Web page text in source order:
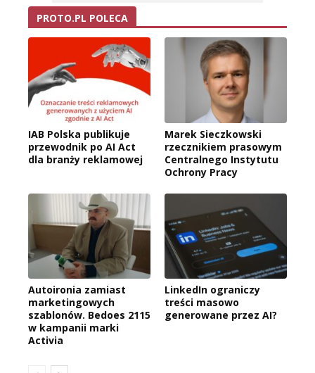
PROTO.PL POLECA
IAB Polska publikuje
przewodnik po AI Act
dla branży reklamowej
Marek Sieczkowski
rzecznikiem prasowym
Centralnego Instytutu
Ochrony Pracy
Autoironia zamiast
marketingowych
szablonów. Bedoes 2115
w kampanii marki
Activia
LinkedIn ograniczy
treści masowo
generowane przez AI?